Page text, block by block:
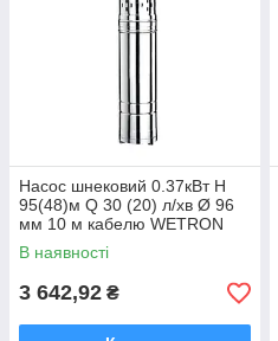
Насос шнековий 0.37кВт H
95(48)м Q 30 (20) л/хв Ø 96
мм 10 м кабелю WETRON
4QGDMM1.2-50-0.37
(778231)
В наявності
3 642,92 ₴